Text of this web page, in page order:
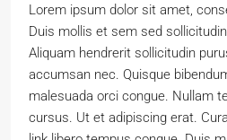
Lorem ipsum dolor sit amet,
Duis mollis et sem sed
Aliquam hendrerit sollicitudin
accumsan nec. Quisque
malesuada orci congue. Nullam
cursus. Ut et adipiscing erat.